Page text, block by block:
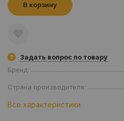
В корзину
Задать вопрос по товару
Бренд:
Страна производителя:
Все характеристики